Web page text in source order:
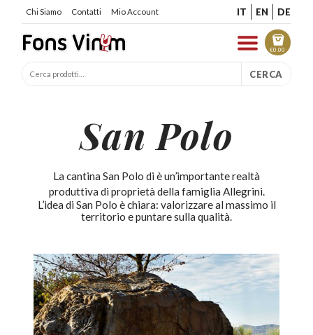
Chi Siamo Contatti Mio Account IT EN DE
€0.00
CERCA
San Polo
La cantina San Polo di è un’importante realtà
produttiva di proprietà della famiglia Allegrini.
L’idea di San Polo è chiara: valorizzare al massimo il
territorio e puntare sulla qualità.